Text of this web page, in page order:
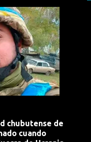
chubutense de
cuando